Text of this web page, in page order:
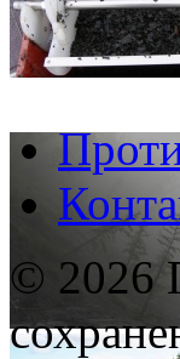
© 2026